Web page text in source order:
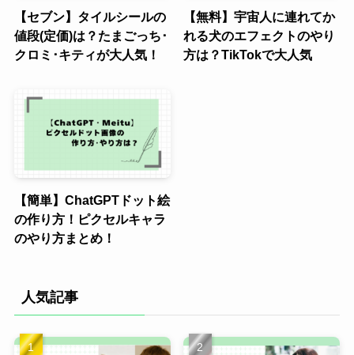
【セブン】タイルシールの
値段(定価)は？たまごっち･
クロミ･キティが大人気！
【無料】宇宙人に連れてか
れる犬のエフェクトのやり
方は？TikTokで大人気
【簡単】ChatGPTドット絵
の作り方！ピクセルキャラ
のやり方まとめ！
人気記事